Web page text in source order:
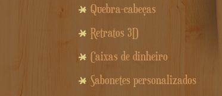
Quebra-cabeças
Retratos 3D
Caixas de dinheiro
Sabonetes personalizados